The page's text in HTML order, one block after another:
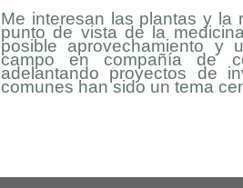
Me interesan las plantas y la
punto de vista de la
posible aprovechamiento y
campo en compañía de
adelantando proyectos de
comunes han sido un tema